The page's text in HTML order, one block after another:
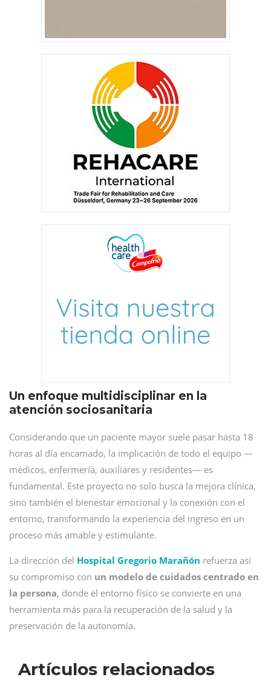
Un enfoque multidisciplinar en la
atención sociosanitaria
Considerando que un paciente mayor suele pasar hasta 18
horas al día encamado, la implicación de todo el equipo —
médicos, enfermería, auxiliares y residentes— es
fundamental. Este proyecto no solo busca la mejora clínica,
sino también el bienestar emocional y la conexión con el
entorno, transformando la experiencia del ingreso en un
proceso más amable y estimulante.
La dirección del Hospital Gregorio Marañón refuerza así
su compromiso con un modelo de cuidados centrado en
la persona, donde el entorno físico se convierte en una
herramienta más para la recuperación de la salud y la
preservación de la autonomía.
Artículos relacionados